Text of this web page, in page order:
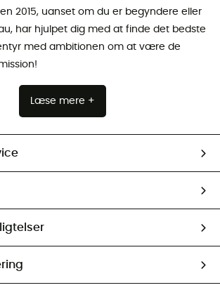
2015, uanset om du er begyndere eller
har hjulpet dig med at finde det bedste
med ambitionen om at være de
Læse mere +